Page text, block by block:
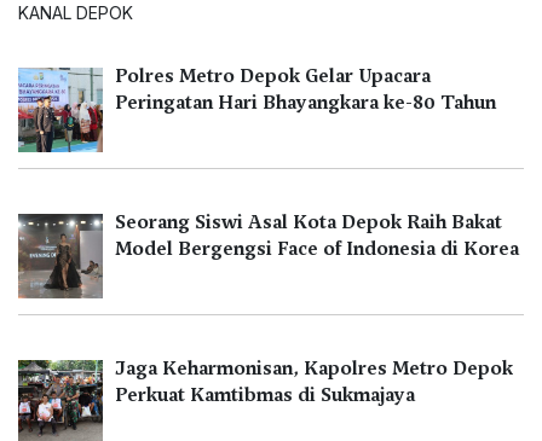
KANAL DEPOK
Polres Metro Depok Gelar Upacara
Peringatan Hari Bhayangkara ke-80 Tahun
Seorang Siswi Asal Kota Depok Raih Bakat
Model Bergengsi Face of Indonesia di Korea
Jaga Keharmonisan, Kapolres Metro Depok
Perkuat Kamtibmas di Sukmajaya